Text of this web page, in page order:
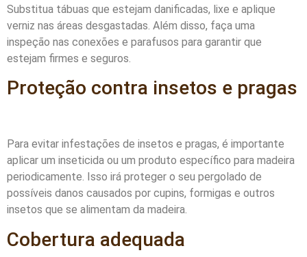
Substitua tábuas que estejam danificadas, lixe e aplique
verniz nas áreas desgastadas. Além disso, faça uma
inspeção nas conexões e parafusos para garantir que
estejam firmes e seguros.
Proteção contra insetos e pragas
Para evitar infestações de insetos e pragas, é importante
aplicar um inseticida ou um produto específico para madeira
periodicamente. Isso irá proteger o seu pergolado de
possíveis danos causados por cupins, formigas e outros
insetos que se alimentam da madeira.
Cobertura adequada